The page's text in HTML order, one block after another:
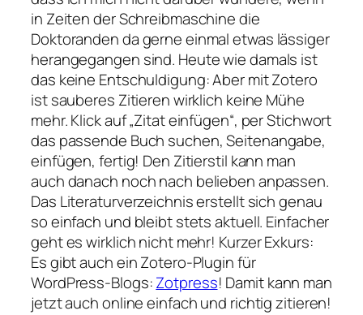
in Zeiten der Schreibmaschine die
Doktoranden da gerne einmal etwas lässiger
herangegangen sind. Heute wie damals ist
das keine Entschuldigung: Aber mit Zotero
ist sauberes Zitieren wirklich keine Mühe
mehr. Klick auf „Zitat einfügen“, per Stichwort
das passende Buch suchen, Seitenangabe,
einfügen, fertig! Den Zitierstil kann man
auch danach noch nach belieben anpassen.
Das Literaturverzeichnis erstellt sich genau
so einfach und bleibt stets aktuell. Einfacher
geht es wirklich nicht mehr! Kurzer Exkurs:
Es gibt auch ein Zotero-Plugin für
WordPress-Blogs:Zotpress! Damit kann man
jetzt auch online einfach und richtig zitieren!